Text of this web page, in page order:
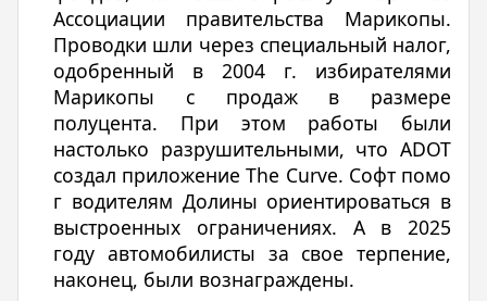
Ассоциации правительства Марикопы.
Проводки шли через специальный налог,
одобренный в 2004 г. избирателями
Марикопы с продаж в размере
полуцента. При этом работы были
настолько разрушительными, что ADOT
создал приложение The Curve. Софт помо
г водителям Долины ориентироваться в
выстроенных ограничениях. А в 2025
году автомобилисты за свое терпение,
наконец, были вознаграждены.